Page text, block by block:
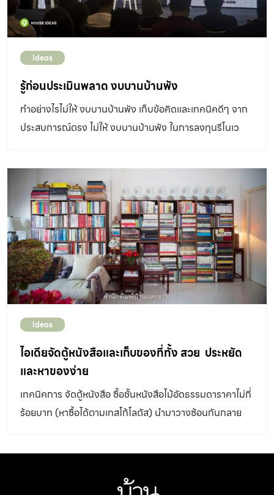
Ideas
รู้ก่อนประเมินพลาด งบบานบ้านพัง
ทำอย่างไรไม่ให้ งบบานบ้านพัง เก็บข้อคิดและเทคนิคดีๆ จาก
ประสบการณ์ตรง ไม่ให้ งบบานบ้านพัง ในการลงทุนรีโนเว
คำนี้เราได้ยินกันบ่อย มาลองอ่านเทคนิคดีๆ จากประสบการณ์
ตรงในการลงทุนรีโนเวตบ้านเพื่อสร้างกำไรกับสัมมนาที่จัด
โดย Amarin Academy ภายใต้ Amarin Media and
Event ร่วมกับ Design Talk by บ้านและสวน/room โดย
บริษัท เอพี ไทยแลนด์ จำกัด (มหาชน) ผู้พัฒนาที่อยู่อาศัยใน
เมืองมายาวนานกว่า 30 ปี เป็นผู้สนับสนุนหลักในงานนี้ กับ
หัวข้อ เพิ่มมูลค่า บ้าน “พัง” ให้ “ปัง” ด้วยงานดีไซน์ วันอาทิตย์
Ideas
ไอเดียจัดตู้หนังสือและเก็บของที่ทั้ง สวย ประหยัด
และหาของง่าย
เทคนิคการ จัดตู้หนังสือ ซื้อชั้นหนังสือไม้อัดธรรมดาราคาไม่กี่
ร้อยบาท (หาซื้อได้ตามเทสโก้โลตัส) นำมาวางซ้อนกันกลาย